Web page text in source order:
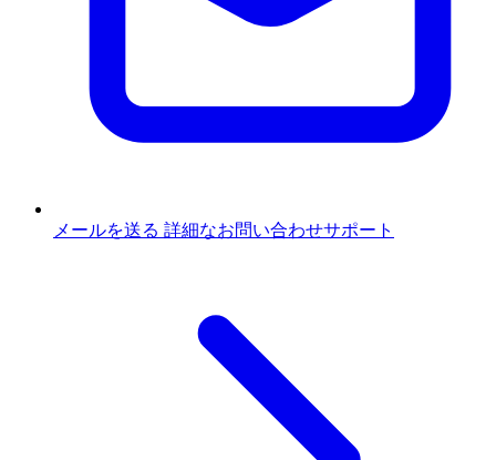
メールを送る 詳細なお問い合わせサポート